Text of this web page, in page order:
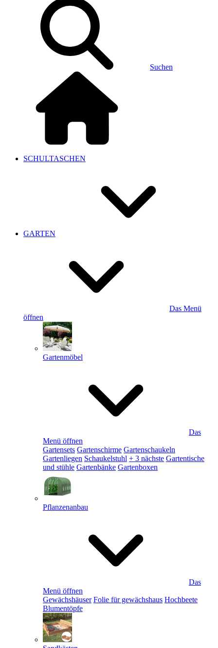
Suchen
SCHULTASCHEN
GARTEN
Das Menü
öffnen
Gartenmöbel
Das
Menü öffnen
Gartensets Gartenschirme Gartenschaukeln
Gartenliegen Schaukelstuhl + 3 nächste Gartentische
und stühle Gartenbänke Gartenboxen
Pflanzenanbau
Das
Menü öffnen
Gewächshäuser Folie für gewächshaus Hochbeete
Blumentöpfe